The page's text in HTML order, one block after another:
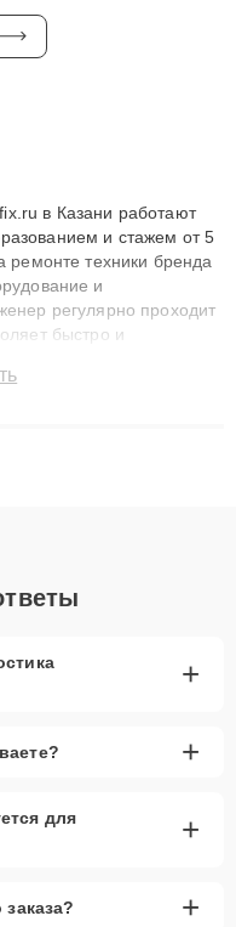
в Казани работают
и стажем от 5
ремонте техники бренда
и
регулярно проходит
быстро и
мастера решают
+
+
для
+
+